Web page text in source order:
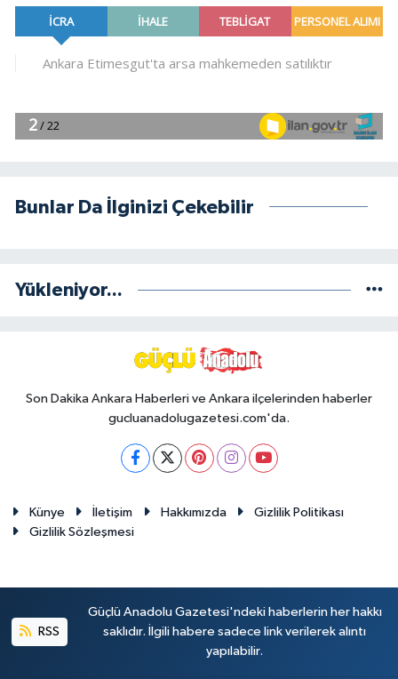
Bunlar Da İlginizi Çekebilir
Yükleniyor...
Son Dakika Ankara Haberleri ve Ankara ilçelerinden haberler
gucluanadolugazetesi.com'da.
Künye İletişim Hakkımızda
Gizlilik Politikası
Gizlilik Sözleşmesi
RSS
Güçlü Anadolu Gazetesi'ndeki haberlerin her hakkı
saklıdır. İlgili habere sadece link verilerek alıntı
yapılabilir.